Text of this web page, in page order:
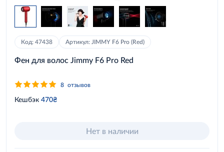
Код: 47438 Артикул: JIMMY F6 Pro (Red)
Фен для волос Jimmy F6 Pro Red
8 отзывов
Кешбэк 470₴
Нет в наличии